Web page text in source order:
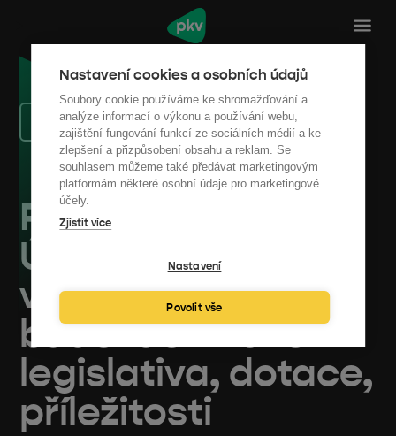
Nastavení cookies a osobních údajů
Soubory cookie používáme ke shromažďování a
analýze informací o výkonu a používání webu,
zajištění fungování funkcí ze sociálních médií a ke
zlepšení a přizpůsobení obsahu a reklam. Se
souhlasem můžeme také předávat marketingovým
platformám některé osobní údaje pro marketingové
účely.
Zjistit více
Nastavení
Povolit vše
Zpět na výpis akcí
PKV Webinář:
Úspory ve
veřejných
budovách 2025 -
legislativa, dotace,
příležitosti